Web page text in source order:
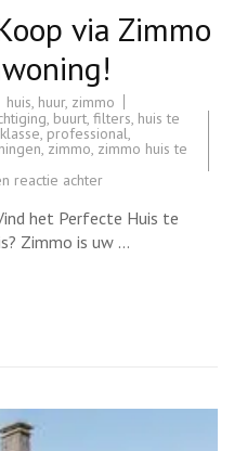
via Zimmo
huis, huur, zimmo
, buurt, filters, huis te
,professional,
, zimmo, zimmo huis te
reactie achterop
Huis
te
Koop
het Perfecte Huis te
Zimmo is uw …